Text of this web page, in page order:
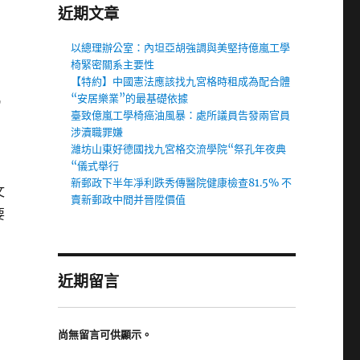
近期文章
以總理辦公室：內坦亞胡強調與美堅持億嵐工學
椅緊密關系主要性
【特約】中國憲法應該找九宮格時租成為配合體
“安居樂業”的最基礎依據
臺致億嵐工學椅癌油風暴：處所議員告發兩官員
涉瀆職罪嫌
濰坊山東好德國找九宮格交流學院“祭孔年夜典
“儀式舉行
新郵政下半年凈利跌秀傳醫院健康檢查81.5% 不
賣新郵政中間并晉陞價值
近期留言
尚無留言可供顯示。